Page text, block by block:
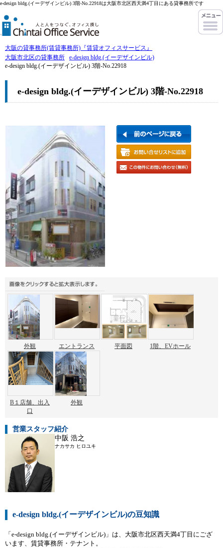
e-design bldg.(イーデザインビル) 3階-No.22918は大阪市北区西天満4丁目にある貸事務所です
大阪の貸事務所(賃貸事務所)『賃貸オフィスサービス』
大阪市北区の貸事務所
e-design bldg.(イーデザインビル)
e-design bldg.(イーデザインビル) 3階-No.22918
e-design bldg.(イーデザインビル) 3階-No.22918
外観 エントランス 平面図 1階、EVホール
B１店舗、出入
口
外観
営業スタッフ紹介
中阪 浩之
ナカサカ ヒロユキ
e-design bldg.(イーデザインビル)の豆知識
「e-design bldg.(イーデザインビル)」は、大阪市北区西天満4丁目にござ
います、賃貸事務所・テナント。